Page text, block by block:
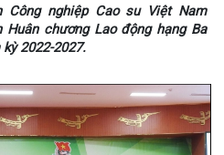
Công nghiệp Cao su Việt Nam
Huân chương Lao động hạng Ba
2022-2027.